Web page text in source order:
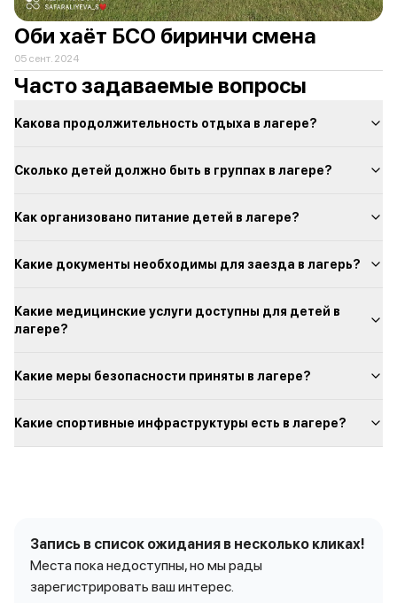
Оби хаёт БСО биринчи смена
05 сент. 2024
Часто задаваемые вопросы
Какова продолжительность отдыха в лагере?
Сколько детей должно быть в группах в лагере?
Как организовано питание детей в лагере?
Какие документы необходимы для заезда в лагерь?
Какие медицинские услуги доступны для детей в
лагере?
Какие меры безопасности приняты в лагере?
Какие спортивные инфраструктуры есть в лагере?
Запись в список ожидания в несколько кликах!
Места пока недоступны, но мы рады
зарегистрировать ваш интерес.